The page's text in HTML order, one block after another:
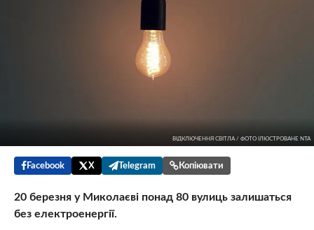
ВІДКЛЮЧЕННЯ СВІТЛА / ФОТО ІЛЮСТРОВАНЕ NTA
Facebook X Telegram Копіювати
20 березня у Миколаєві понад 80 вулиць залишаться
без електроенергії.